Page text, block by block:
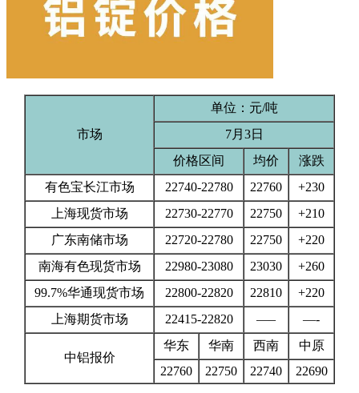
市场
单位：元/吨
7月3日
价格区间
均价
涨跌
有色宝长江市场
22740-22780 22760
+230
上海现货市场
22730-22770 22750
+210
广东南储市场
22720-22780 22750
+220
南海有色现货市场
22980-23080 23030
+260
99.7%华通现货市场
22800-22820 22810
+220
上海期货市场
22415-22820 —– —-
中铝报价
华东 华南 西南
中原
22760
22750 22740 22690